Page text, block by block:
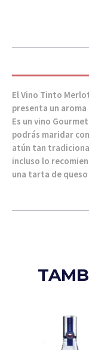
El Vino Tinto
presenta un
Es un vino
podrás maridar
atún tan
incluso lo
una tarta de